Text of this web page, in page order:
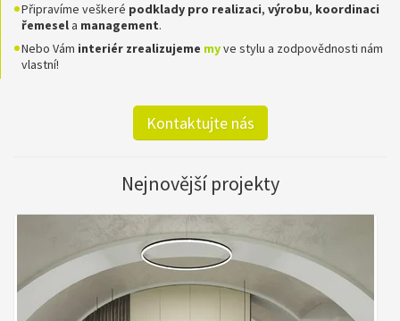
Připravíme veškeré podklady pro realizaci, výrobu, koordinaci
řemesela management.
Nebo Vám interiér zrealizujeme myve stylu a zodpovědnosti nám
vlastní!
Kontaktujte nás
Nejnovější projekty